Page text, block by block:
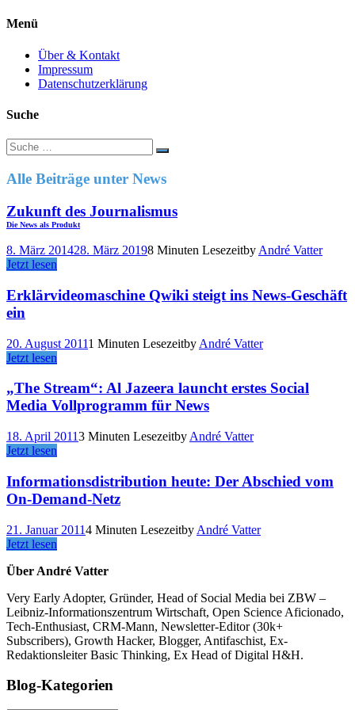
Menü
Über & Kontakt
Impressum
Datenschutzerklärung
Suche
Suche
nach:
Alle Beiträge unter News
Zukunft des Journalismus
Die News als Produkt
8. März 201428. März 20198 Minuten Lesezeitby André Vatter
Jetzt lesen
Erklärvideomaschine Qwiki steigt ins News-Geschäft
ein
20. August 20111 Minuten Lesezeitby André Vatter
Jetzt lesen
„The Stream“: Al Jazeera launcht erstes Social
Media Vollprogramm für News
18. April 20113 Minuten Lesezeitby André Vatter
Jetzt lesen
Informationsdistribution heute: Der Abschied vom
On-Demand-Netz
21. Januar 20114 Minuten Lesezeitby André Vatter
Jetzt lesen
Über André Vatter
Very Early Adopter, Gründer, Head of Social Media bei ZBW –
Leibniz-Informationszentrum Wirtschaft, Open Science Aficionado,
Tech-Enthusiast, CRM-Mann, Newsletter-Editor (30k+
Subscribers), Growth Hacker, Blogger, Antifaschist, Ex-
Redaktionsleiter Basic Thinking, Ex Head of Digital H&H.
Blog-Kategorien